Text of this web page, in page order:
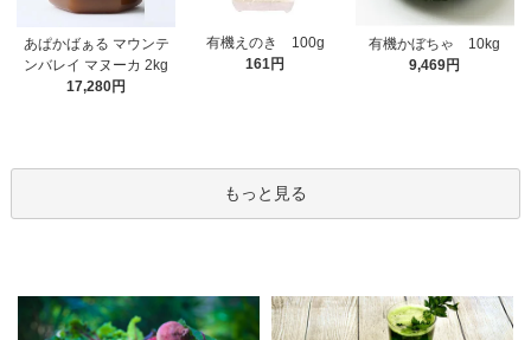
あぱかばぁる マウンテ
ンバレイ マヌーカ 2kg
17,280円
有機えのき 100g
161円
有機かぼちゃ 10kg
9,469円
もっと見る